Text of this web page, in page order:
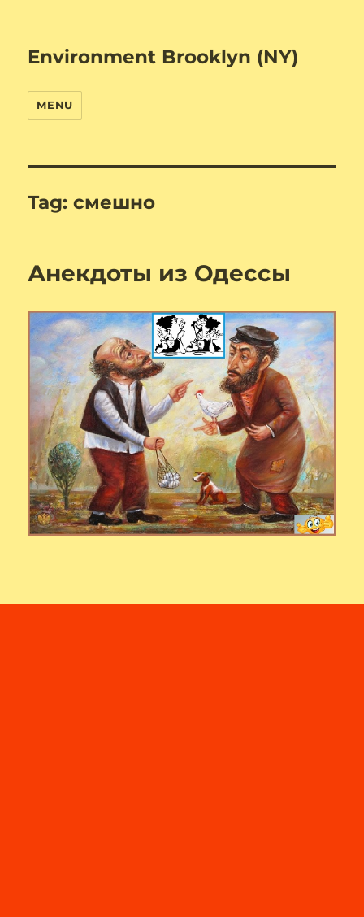
Environment Brooklyn (NY)
MENU
Tag:смешно
Анекдоты из Одессы